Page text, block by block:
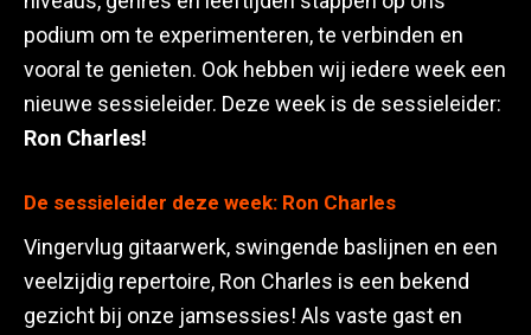
podium om te experimenteren, te verbinden en
vooral te genieten. Ook hebben wij iedere week een
nieuwe sessieleider. Deze week is de sessieleider:
Ron Charles!
De sessieleider deze week: Ron Charles
Vingervlug gitaarwerk, swingende baslijnen en een
veelzijdig repertoire, Ron Charles is een bekend
gezicht bij onze jamsessies! Als vaste gast en